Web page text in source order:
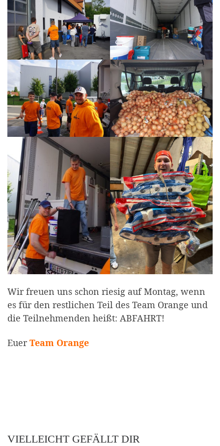
Wir freuen uns schon riesig auf Montag, wenn
es für den restlichen Teil des Team Orange und
die Teilnehmenden heißt: ABFAHRT!
Euer Team Orange
VIELLEICHT GEFÄLLT DIR